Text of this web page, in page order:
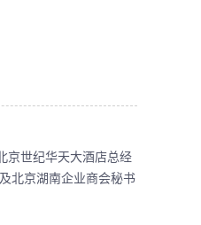
京世纪华天大酒店总经
北京湖南企业商会秘书